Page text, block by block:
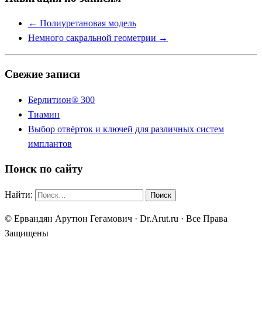
← Полиуретановая модель
Немного сакральной геометрии →
Свежие записи
Берлитион® 300
Тиамин
Выбор отвёрток и ключей для различных систем
имплантов
Поиск по сайту
Найти:
© Ервандян Арутюн Гегамович · Dr.Arut.ru · Все Права
Защищены